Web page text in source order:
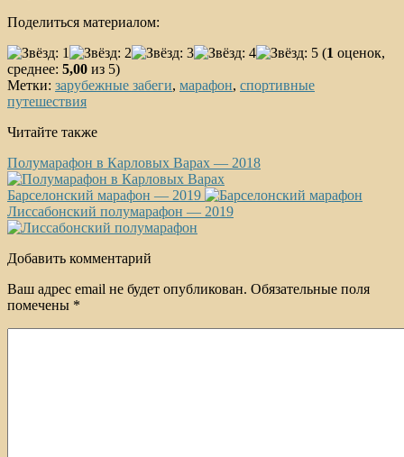
Поделиться материалом:
(1 оценок,
среднее: 5,00 из 5)
Метки: зарубежные забеги, марафон, спортивные
путешествия
Читайте также
Полумарафон в Карловых Варах — 2018
Барселонский марафон — 2019
Лиссабонский полумарафон — 2019
Добавить комментарий
Ваш адрес email не будет опубликован. Обязательные поля
помечены *